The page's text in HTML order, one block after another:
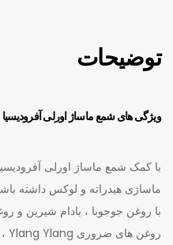
توضیحات
ویژگی های شمع ماساژ اورلی آفرودیسیا Orli Aphrodisia:
با کمک شمع ماساژ اورلی
ماساژی هیدراته و لوکس داشته
با روغن جوجوبا ، بادام شیرین و